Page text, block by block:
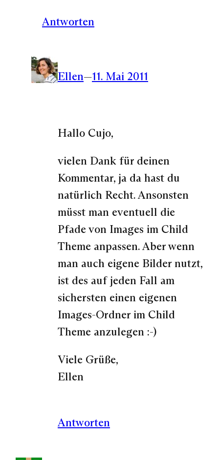
Antworten
Ellen—11. Mai 2011
Hallo Cujo,
vielen Dank für deinen
Kommentar, ja da hast du
natürlich Recht. Ansonsten
müsst man eventuell die
Pfade von Images im Child
Theme anpassen. Aber wenn
man auch eigene Bilder nutzt,
ist des auf jeden Fall am
sichersten einen eigenen
Images-Ordner im Child
Theme anzulegen :-)
Viele Grüße,
Ellen
Antworten